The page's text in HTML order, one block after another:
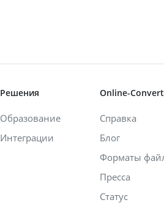
Решения
Образование
Интеграции
Online-Convert
Справка
Блог
Форматы
Пресса
Статус